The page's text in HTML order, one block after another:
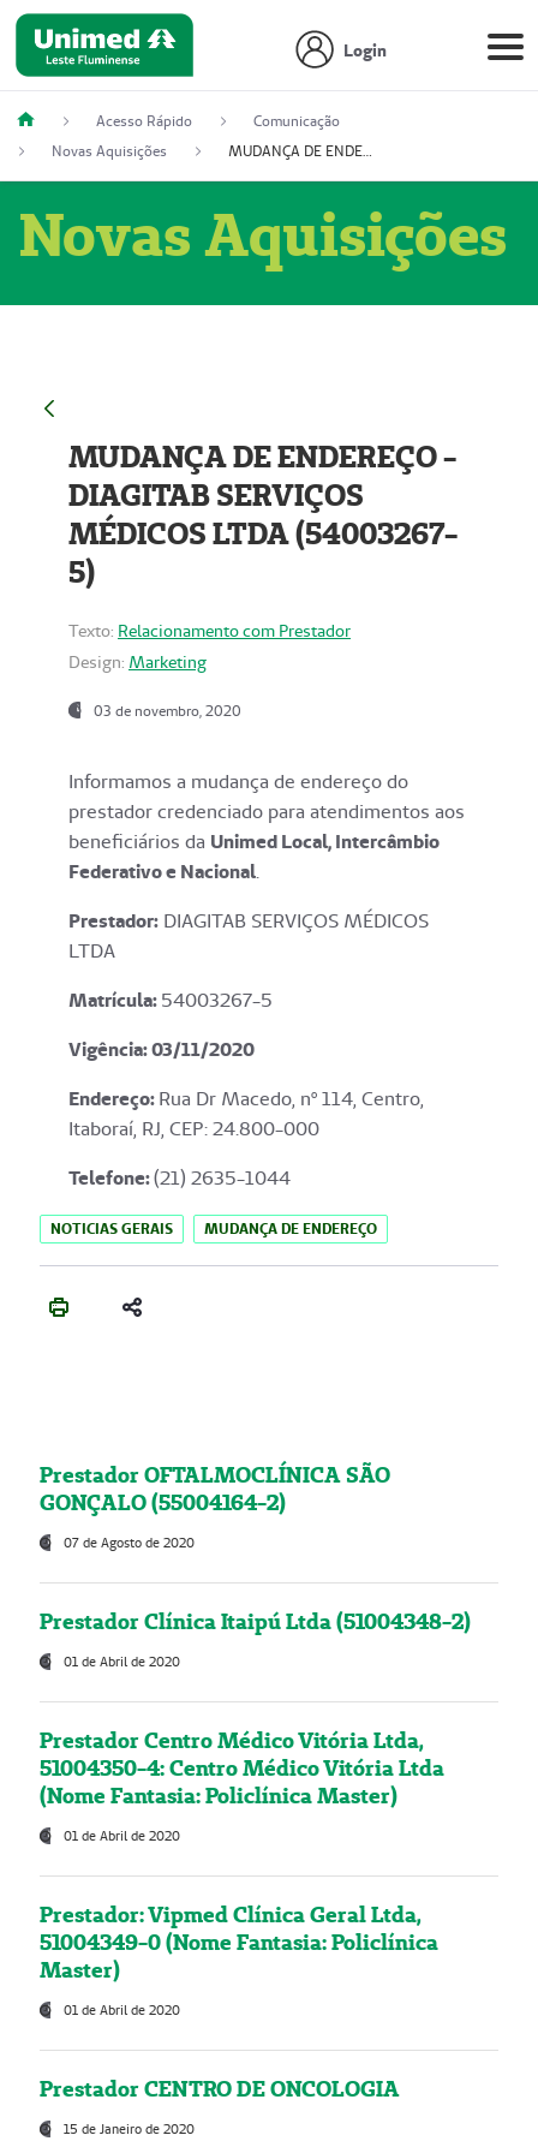
Login
Acesso Rápido
Comunicação
Novas Aquisições
MUDANÇA DE ENDEREÇO - DIAGITAB SERVIÇOS MÉDICOS LTDA (54003267-5)
Novas Aquisições
MUDANÇA DE ENDEREÇO -
DIAGITAB SERVIÇOS
MÉDICOS LTDA (54003267-
5)
Texto: Relacionamento com Prestador
Design: Marketing
03 de novembro, 2020
Informamos a mudança de endereço do
prestador credenciado para atendimentos aos
beneficiários da Unimed Local, Intercâmbio
Federativo e Nacional.
Prestador: DIAGITAB SERVIÇOS MÉDICOS
LTDA
Matrícula:54003267-5
Vigência: 03/11/2020
Endereço:Rua Dr Macedo, nº 114, Centro,
Itaboraí, RJ, CEP: 24.800-000
Telefone:(21) 2635-1044
NOTICIAS GERAIS MUDANÇA DE ENDEREÇO
Prestador OFTALMOCLÍNICA SÃO
GONÇALO (55004164-2)
07 de Agosto de 2020
Prestador Clínica Itaipú Ltda (51004348-2)
01 de Abril de 2020
Prestador Centro Médico Vitória Ltda,
51004350-4: Centro Médico Vitória Ltda
(Nome Fantasia: Policlínica Master)
01 de Abril de 2020
Prestador: Vipmed Clínica Geral Ltda,
51004349-0 (Nome Fantasia: Policlínica
Master)
01 de Abril de 2020
Prestador CENTRO DE ONCOLOGIA
15 de Janeiro de 2020